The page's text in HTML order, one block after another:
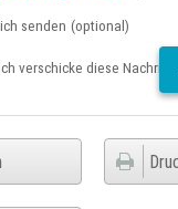
senden (optional)
verschicke diese Nachricht